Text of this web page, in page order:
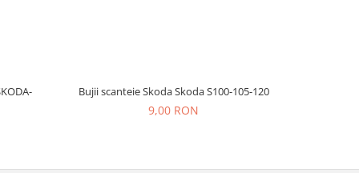
Bujii scanteie Skoda Skoda S100-105-120
9,00 RON